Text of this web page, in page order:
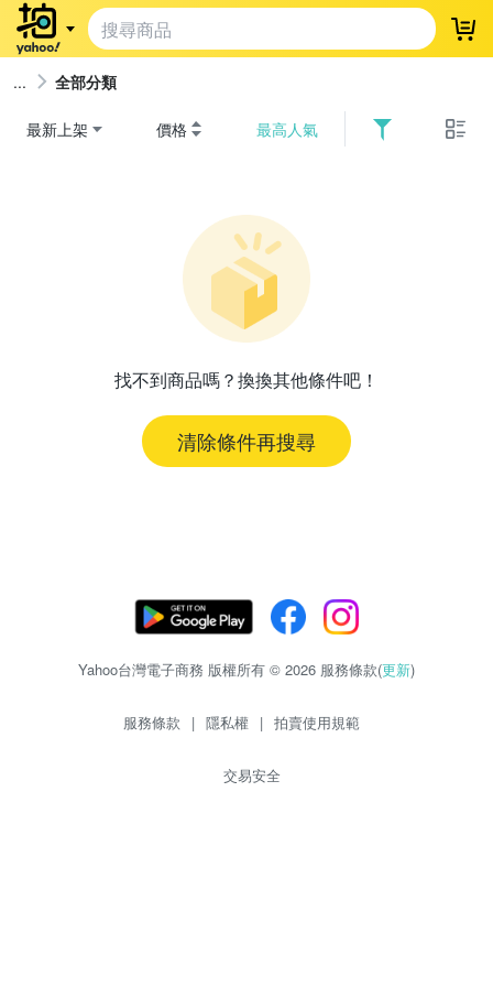
登
全部分類
最新上架 價格 最高人氣
找不到商品嗎？換換其他條件吧！
清除條件再搜尋
Yahoo台灣電子商務 版權所有 © 2026 服務條款(更新)
服務條款 | 隱私權 | 拍賣使用規範
交易安全